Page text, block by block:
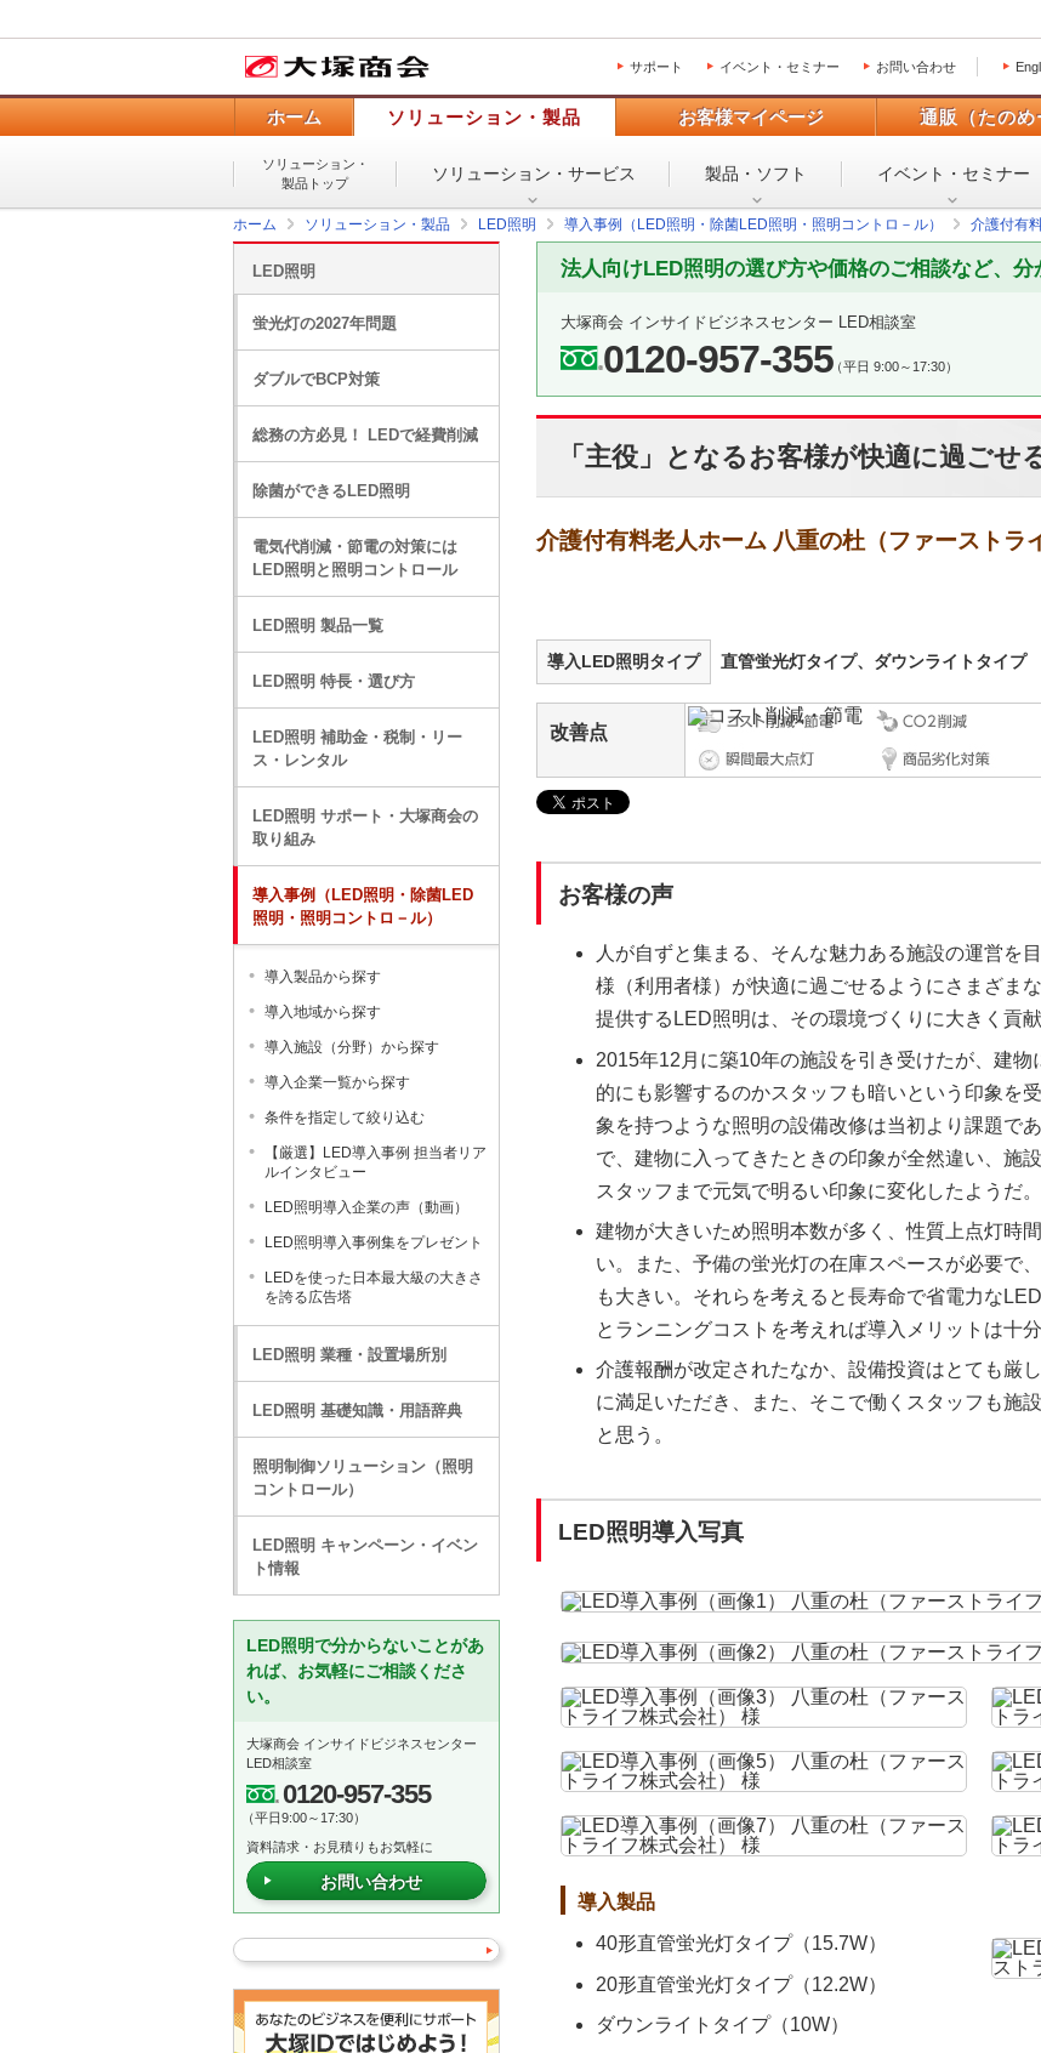
サポート イベント・セミナー お問い合わせ
ホーム ソリューション・製品 お客様マイページ 通販（たのめ
ソリューション・
製品トップ
ソリューション・ サービス 製品・ソフト イベント・ セミナー
ホーム ソリューション・製品 LED照明 導入事例（LED照明・除菌LED照明・照明コントロ－ル） 介護付有
法人向けLED照明の選び方や価格のご相談など、分
大塚商会 インサイドビジネスセンター LED相談室
0120-957-355（平日 9:00～17:30）
「主役」となるお客様が快適に過ごせ
介護付有料老人ホーム 八重の杜（ファーストラ
導入LED照明タイプ 直管蛍光灯タイプ、ダウンライトタイプ
改善点
お客様の声
人が自ずと集まる、そんな魅力ある施設の運営を
様（利用者様）が快適に過ごせるようにさまざま
提供するLED照明は、その環境づくりに大きく貢献
2015年12月に築10年の施設を引き受けたが、建
的にも影響するのかスタッフも暗いという印象を
象を持つような照明の設備改修は当初より課題で
で、建物に入ってきたときの印象が全然違い、施
スタッフまで元気で明るい印象に変化したようだ。
建物が大きいため照明本数が多く、性質上点灯時
い。また、予備の蛍光灯の在庫スペースが必要で
も大きい。それらを考えると長寿命で省電力な
とランニングコストを考えれば導入メリットは十
介護報酬が改定されたなか、設備投資はとても厳
に満足いただき、また、そこで働くスタッフも施
と思う。
LED照明導入写真
導入製品
40形直管蛍光灯タイプ（15.7W）
20形直管蛍光灯タイプ（12.2W）
ダウンライトタイプ（10W）
LED照明
蛍光灯の2027年問題
ダブルでBCP対策
総務の方必見！ LEDで経費削減
除菌ができるLED照明
電気代削減・節電の対策には
LED照明と照明コントロール
LED照明 製品一覧
LED照明 特長・選び方
LED照明 補助金・税制・リー
ス・レンタル
LED照明 サポート・大塚商会の
取り組み
導入事例（LED照明・除菌LED
照明・照明コントロ－ル）
導入製品から探す
導入地域から探す
導入施設（分野）から探す
導入企業一覧から探す
条件を指定して絞り込む
【厳選】LED導入事例 担当者リア
ルインタビュー
LED照明導入企業の声（動画）
LED照明導入事例集をプレゼント
LEDを使った日本最大級の大きさ
を誇る広告塔
LED照明 業種・設置場所別
LED照明 基礎知識・用語辞典
照明制御ソリューション（照明
コントロール）
LED照明 キャンペーン・イベン
ト情報
LED照明で分からないことがあ
れば、お気軽にご相談くださ
い。
大塚商会 インサイドビジネスセンター
LED相談室
0120-957-355
（平日9:00～17:30）
資料請求・お見積りもお気軽に
お問い合わせ